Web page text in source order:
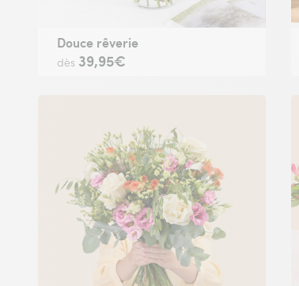
Douce rêverie
dès 39,95€